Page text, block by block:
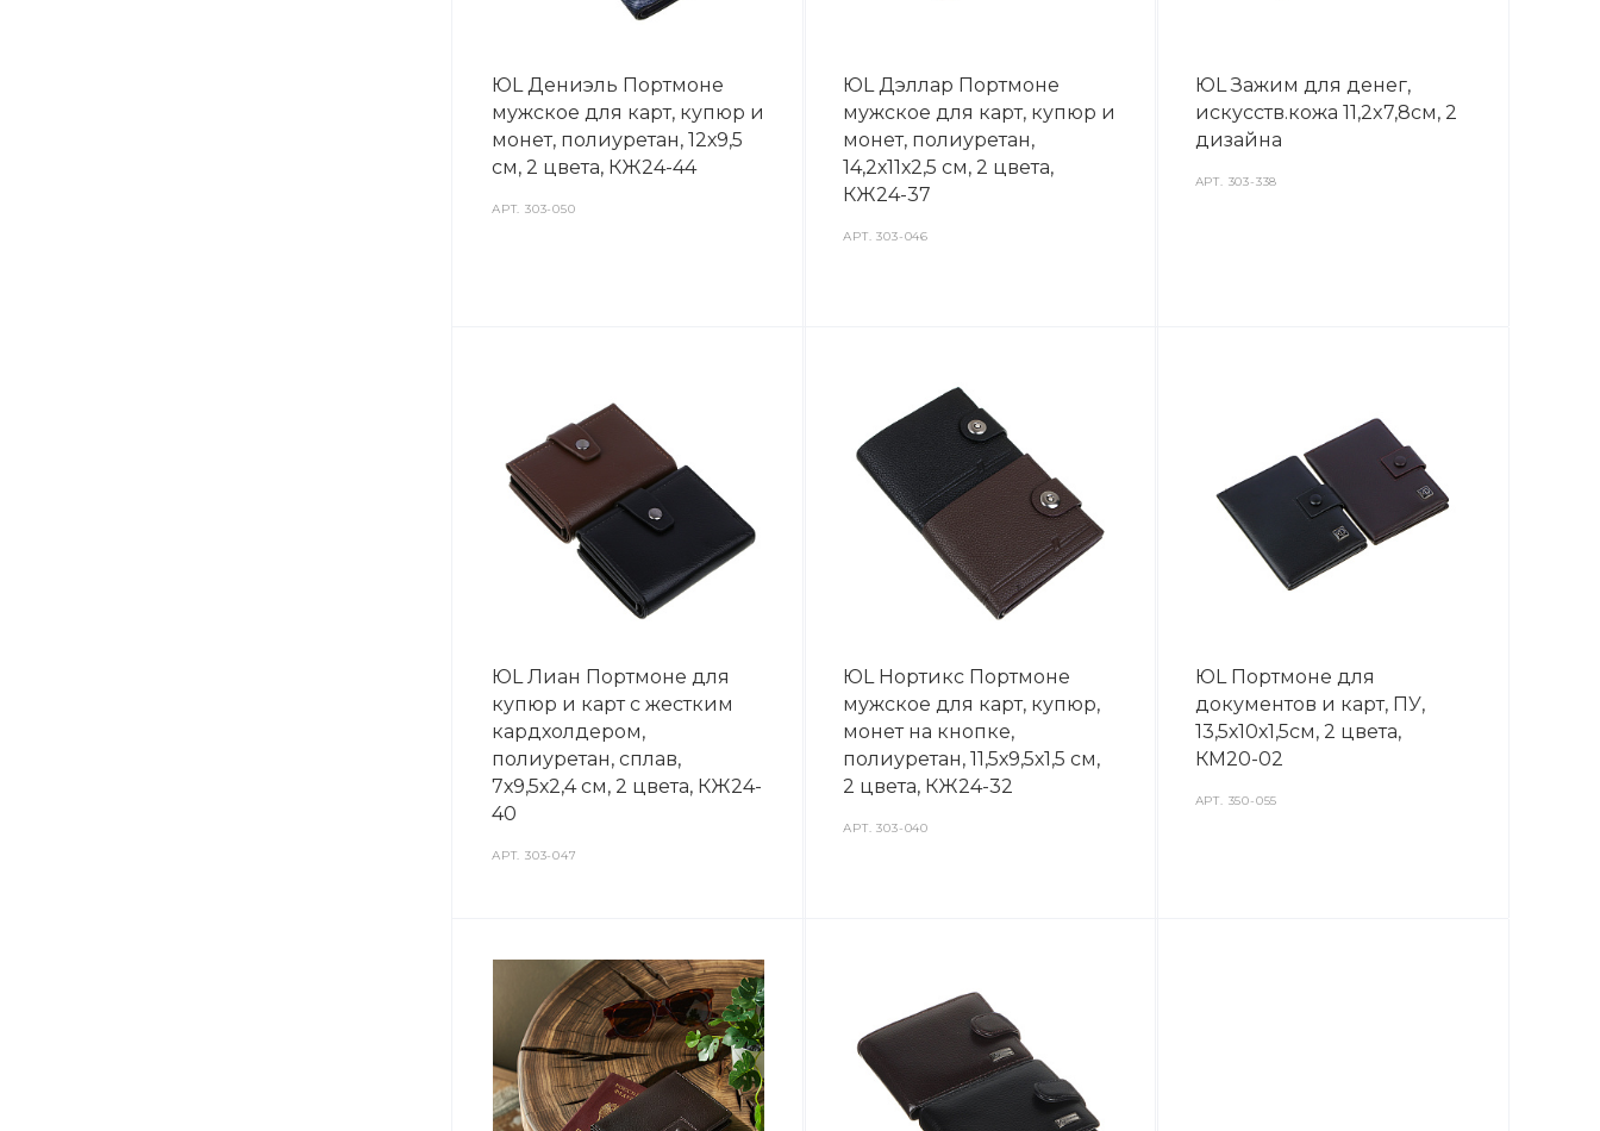
ЮL Дениэль Портмоне
мужское для карт, купюр и
монет, полиуретан, 12х9,5
см, 2 цвета, КЖ24-44
АРТ.303-050
ЮL Дэллар Портмоне
мужское для карт, купюр и
монет, полиуретан,
14,2х11х2,5 см, 2 цвета,
КЖ24-37
АРТ.303-046
ЮL Зажим для денег,
искусств.кожа 11,2x7,8см, 2
дизайна
АРТ. 303-338
ЮL Лиан Портмоне для
купюр и карт с жестким
кардхолдером,
полиуретан, сплав,
7х9,5х2,4 см, 2 цвета, КЖ24-
40
АРТ.303-047
ЮL Нортикс Портмоне
мужское для карт, купюр,
монет на кнопке,
полиуретан, 11,5х9,5х1,5 см,
2 цвета, КЖ24-32
АРТ.303-040
ЮL Портмоне для
документов и карт, ПУ,
13,5х10х1,5см, 2 цвета,
КМ20-02
АРТ. 350-055